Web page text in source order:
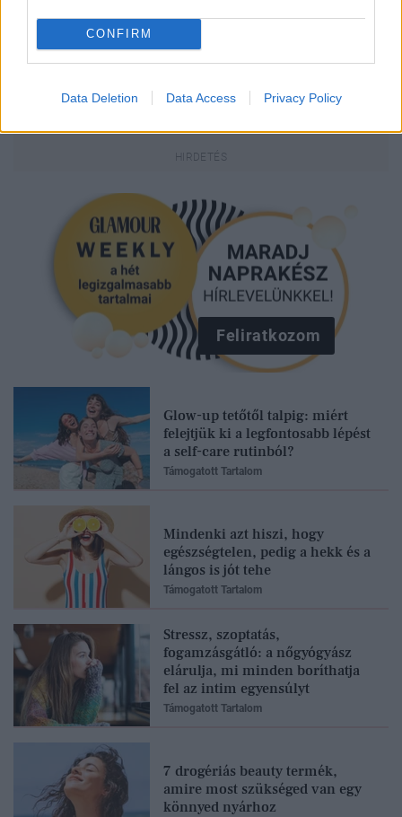
CONFIRM
Data Deletion Data Access Privacy Policy
Kövesd a Glamour cikkeit aGoogle hírekbenis!
Feliratkozom
Glow-up tetőtől talpig: miért
felejtjük ki a legfontosabb lépést
a self-care rutinból?
Támogatott Tartalom
Mindenki azt hiszi, hogy
egészségtelen, pedig a hekk és a
lángos is jót tehe
Támogatott Tartalom
Stressz, szoptatás,
fogamzásgátló: a nőgyógyász
elárulja, mi minden boríthatja
fel az intim egyensúlyt
Támogatott Tartalom
7 drogériás beauty termék,
amire most szükséged van egy
könnyed nyárhoz